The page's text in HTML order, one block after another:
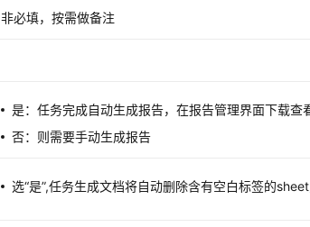
非必填，按需做备注
是：任务完成自动生成报告，在报告管理界面下载查
否：则需要手动生成报告
选“是”,任务生成文档将自动删除含有空白标签的